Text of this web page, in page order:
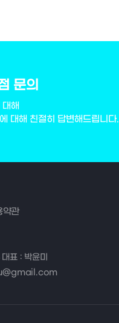
문의
대해
대해 친절히 답변해드립니다.
약관
표 : 박윤미